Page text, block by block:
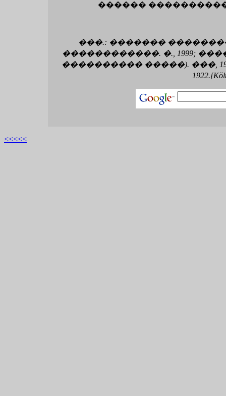
������
���.: �������
������������. �., 1999;
���������� �����). ���, 1999; Gray
<<<<<